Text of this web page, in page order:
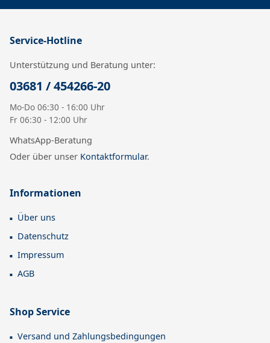
Service-Hotline
Unterstützung und Beratung unter:
03681 / 454266-20
Mo-Do 06:30 - 16:00 Uhr
Fr 06:30 - 12:00 Uhr
WhatsApp-Beratung
Oder über unser Kontaktformular.
Informationen
Über uns
Datenschutz
Impressum
AGB
Shop Service
Versand und Zahlungsbedingungen